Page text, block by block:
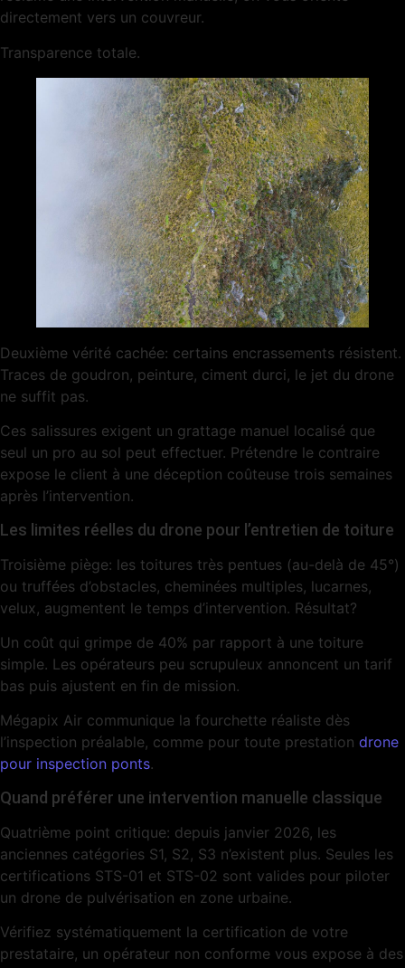
directement vers un couvreur.
Transparence totale.
Deuxième vérité cachée: certains encrassements résistent.
Traces de goudron, peinture, ciment durci, le jet du drone
ne suffit pas.
Ces salissures exigent un grattage manuel localisé que
seul un pro au sol peut effectuer. Prétendre le contraire
expose le client à une déception coûteuse trois semaines
après l’intervention.
Les limites réelles du drone pour l’entretien de toiture
Troisième piège: les toitures très pentues (au-delà de 45°)
ou truffées d’obstacles, cheminées multiples, lucarnes,
velux, augmentent le temps d’intervention. Résultat?
Un coût qui grimpe de 40% par rapport à une toiture
simple. Les opérateurs peu scrupuleux annoncent un tarif
bas puis ajustent en fin de mission.
Mégapix Air communique la fourchette réaliste dès
l’inspection préalable, comme pour toute prestation drone
pour inspection ponts.
Quand préférer une intervention manuelle classique
Quatrième point critique: depuis janvier 2026, les
anciennes catégories S1, S2, S3 n’existent plus. Seules les
certifications STS-01 et STS-02 sont valides pour piloter
un drone de pulvérisation en zone urbaine.
Vérifiez systématiquement la certification de votre
prestataire, un opérateur non conforme vous expose à des